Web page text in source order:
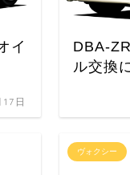
イ
日
DBA-
ル交換
ヴォクシー